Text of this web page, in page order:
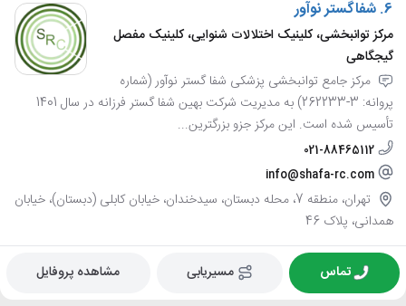
6. شفاگستر نوآور
مرکز توانبخشی، کلینیک اختلالات شنوایی، کلینیک مفصل
گیجگاهی
مرکز جامع توانبخشی پزشکی شفا گستر نوآور (شماره
پروانه: 3-262233) به مدیریت شرکت بهین شفا گستر فرزانه در سال 1401
تأسیس شده است. این مرکز جزو بزرگترین...
021-88465112
info@shafa-rc.com
تهران، منطقه 7، محله دبستان، سیدخندان، خیابان کابلی (دبستان)، خیابان
همدانی، پلاک 46
تماس مسیریابی مشاهده پروفایل